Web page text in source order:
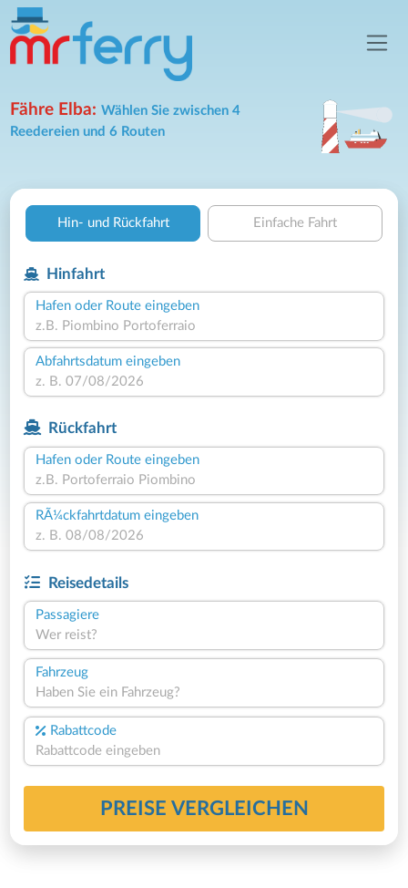
Fähre Elba:Wählen Sie zwischen 4
Reedereien und 6 Routen
Hin- und Rückfahrt Einfache Fahrt
Hinfahrt
Hafen oder Route eingeben
Abfahrtsdatum eingeben
Rückfahrt
Hafen oder Route eingeben
RÃ¼ckfahrtdatum eingeben
Reisedetails
Passagiere
Wer reist?
Fahrzeug
Haben Sie ein Fahrzeug?
Rabattcode
PREISE VERGLEICHEN